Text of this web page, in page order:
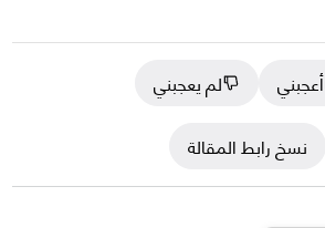
أعجبني
لم يعجبني
نسخ رابط المقالة